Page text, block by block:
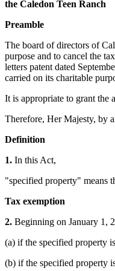
the Caledon Teen Ranch
Preamble
The board of directors of
purpose and to cancel the
letters patent dated
carried on its charitable
It is appropriate to grant the
Therefore, Her Majesty, by
Definition
1. In this Act,
"specified property" means
Tax exemption
2. Beginning on January 1,
(a) if the specified property
(b) if the specified property